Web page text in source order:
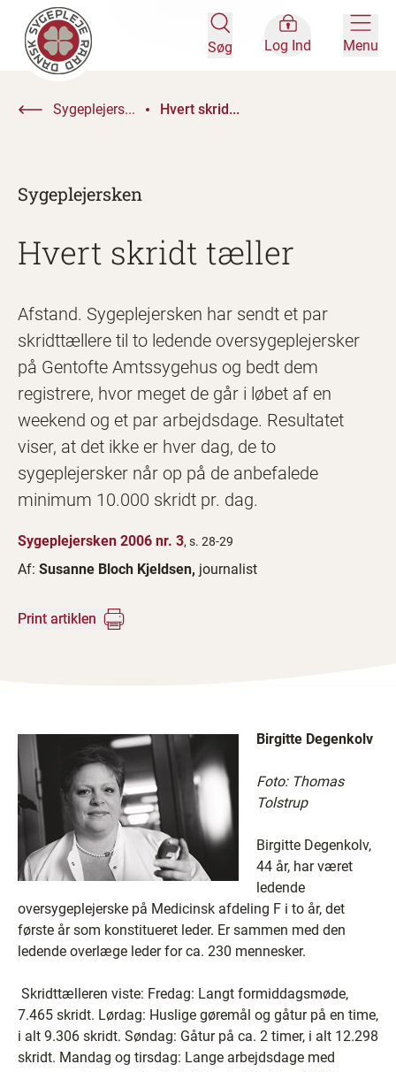
Søg Log Ind Menu
Sygeplejers... Hvert skrid...
Sygeplejersken
Hvert skridt tæller
Afstand. Sygeplejersken har sendt et par
skridttællere til to ledende oversygeplejersker
på Gentofte Amtssygehus og bedt dem
registrere, hvor meget de går i løbet af en
weekend og et par arbejdsdage. Resultatet
viser, at det ikke er hver dag, de to
sygeplejersker når op på de anbefalede
minimum 10.000 skridt pr. dag.
Sygeplejersken 2006 nr. 3, s. 28-29
Af: Susanne Bloch Kjeldsen, journalist
Print artiklen
Birgitte Degenkolv
Foto: Thomas
Tolstrup
Birgitte Degenkolv,
44 år, har været
ledende
oversygeplejerske på Medicinsk afdeling F i to år, det
første år som konstitueret leder. Er sammen med den
ledende overlæge leder for ca. 230 mennesker.
Skridttælleren viste: Fredag: Langt formiddagsmøde,
7.465 skridt. Lørdag: Huslige gøremål og gåtur på en time,
i alt 9.306 skridt. Søndag: Gåtur på ca. 2 timer, i alt 12.298
skridt. Mandag og tirsdag: Lange arbejdsdage med